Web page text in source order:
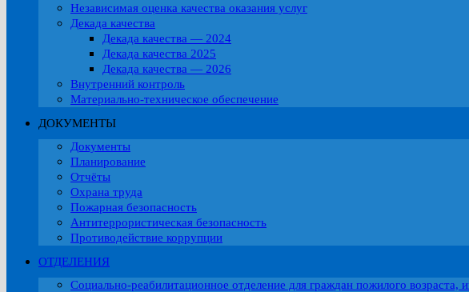
Независимая оценка качества оказания услуг
Декада качества
Декада качества — 2024
Декада качества 2025
Декада качества — 2026
Внутренний контроль
Материально-техническое обеспечение
ДОКУМЕНТЫ
Документы
Планирование
Отчёты
Охрана труда
Пожарная безопасность
Антитеррористическая безопасность
Противодействие коррупции
ОТДЕЛЕНИЯ
Социально-реабилитационное отделение для граждан пожилого